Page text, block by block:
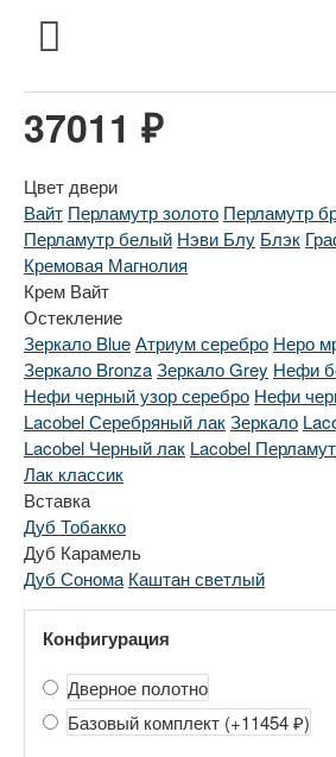
37011 ₽
Цвет двери
Вайт Перламутр золото Перламутр
Перламутр белый Нэви Блу Блэк
Кремовая Магнолия
Крем Вайт
Остекление
Зеркало BlueАтриум серебро Неро
Зеркало BronzaЗеркало Grey Нефи
Нефи черный узор серебро Нефи
Lacobel Серебряный лакЗеркало
Lacobel Черный лак Lacobel
Лак классик
Вставка
Дуб Тобакко
Дуб Карамель
Дуб Сонома Каштан светлый
Конфигурация
Дверное полотно
Базовый комплект (+11454 ₽)